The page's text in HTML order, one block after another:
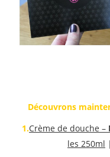
Découvrons
1.Crème de douche –
les 250ml |